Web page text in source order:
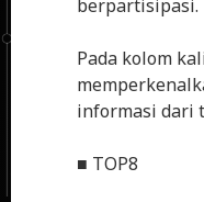
berpartisipasi.
Pada kolom
informasi dari
■ TOP8